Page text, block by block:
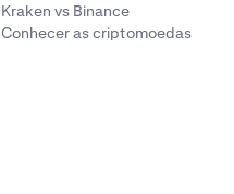
Kraken vs Binance
Conhecer as criptomoedas